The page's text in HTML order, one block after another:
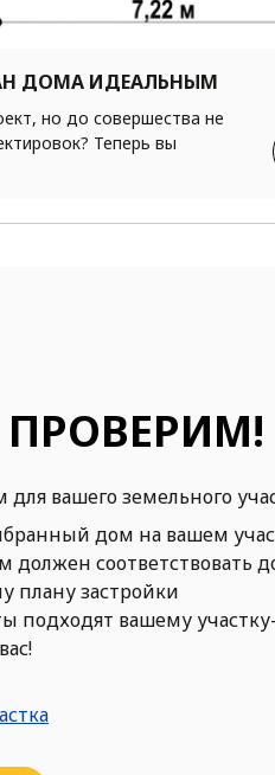
ДОМА ИДЕАЛЬНЫМ
но до совершества не
Теперь вы
вашего земельного
дом на вашем
должен соответствовать
плану застройки
подходят вашему